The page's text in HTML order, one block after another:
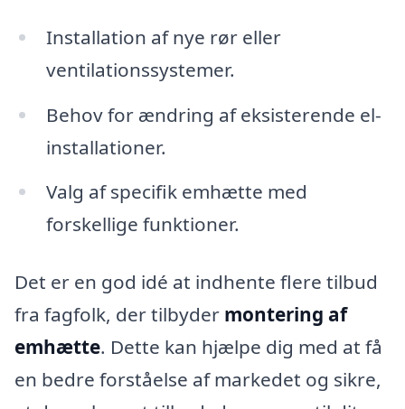
Installation af nye rør eller
ventilationssystemer.
Behov for ændring af eksisterende el-
installationer.
Valg af specifik emhætte med
forskellige funktioner.
Det er en god idé at indhente flere tilbud
fra fagfolk, der tilbyder montering af
emhætte. Dette kan hjælpe dig med at få
en bedre forståelse af markedet og sikre,